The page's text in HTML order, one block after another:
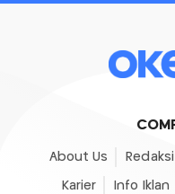
About Us Redaksi
Karier Info Iklan